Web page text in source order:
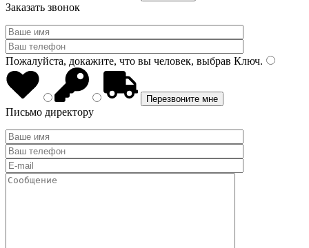
Заказать звонок
Пожалуйста, докажите, что вы человек, выбрав Ключ.
Письмо директору